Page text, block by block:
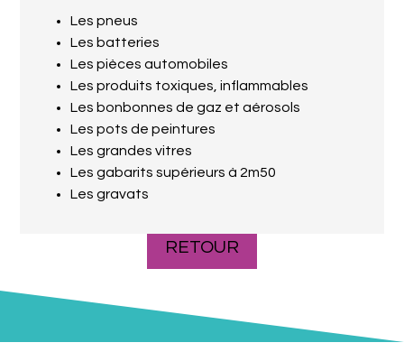
Les pneus
Les batteries
Les pièces automobiles
Les produits toxiques, inflammables
Les bonbonnes de gaz et aérosols
Les pots de peintures
Les grandes vitres
Les gabarits supérieurs à 2m50
Les gravats
RETOUR